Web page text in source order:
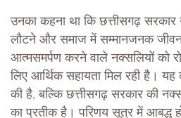
उनका कहना था कि छत्तीसगढ़ सरकार
लौटने और समाज में सम्मानजनक
आत्मसमर्पण करने वाले नक्सलियों को
लिए आर्थिक सहायता मिल रही है।
की है, बल्कि छत्तीसगढ़ सरकार की
का प्रतीक है। परिणय सूत्र में आबद्ध